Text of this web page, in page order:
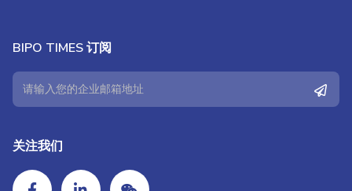
BIPO TIMES 订阅
关注我们